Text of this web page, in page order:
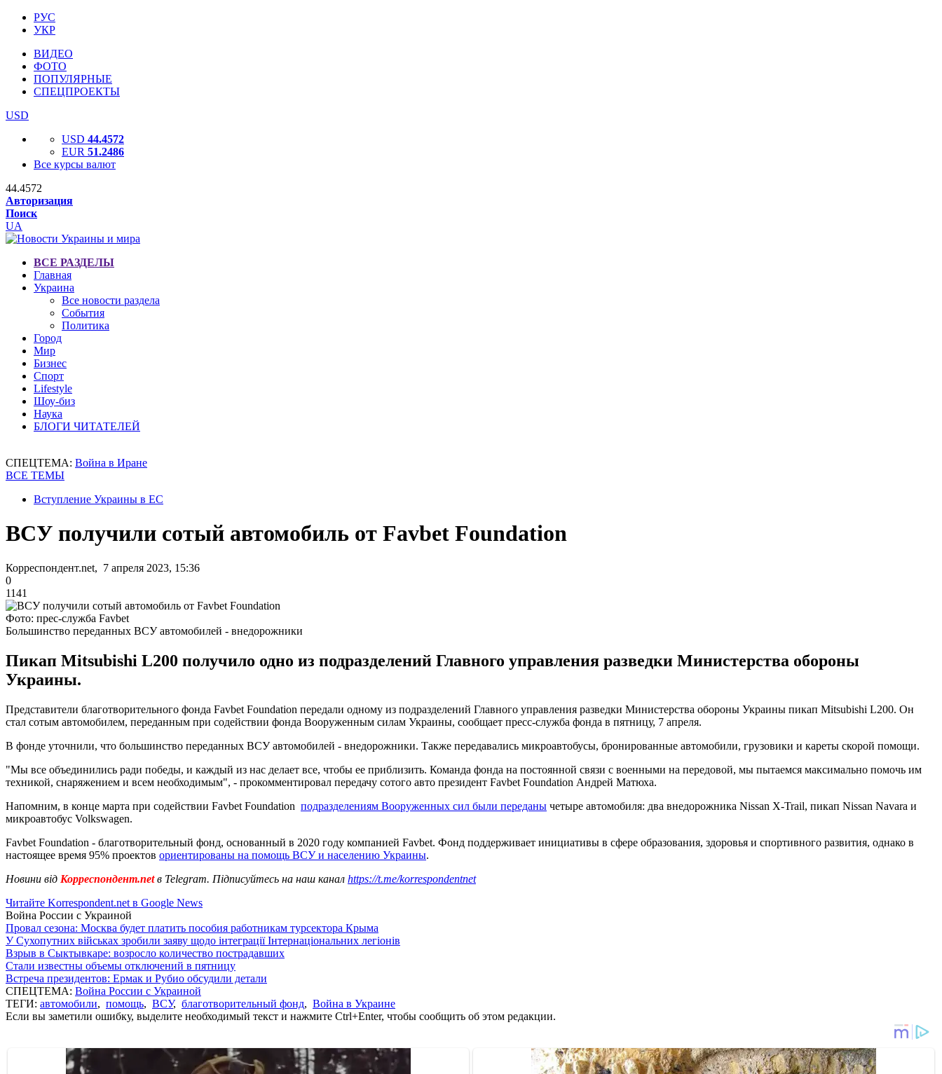
РУС
УКР
ВИДЕО
ФОТО
ПОПУЛЯРНЫЕ
СПЕЦПРОЕКТЫ
USD
USD 44.4572
EUR 51.2486
Все курсы валют
44.4572
Авторизация
Поиск
UA
ВСЕ РАЗДЕЛЫ
Главная
Украина
Все новости раздела
События
Политика
Город
Мир
Бизнес
Спорт
Lifestyle
Шоу-биз
Наука
БЛОГИ ЧИТАТЕЛЕЙ
СПЕЦТЕМА: Война в Иране
ВСЕ ТЕМЫ
Вступление Украины в ЕС
ВСУ получили сотый автомобиль от Favbet Foundation
Корреспондент.net, 7 апреля 2023, 15:36
0
1141
Фото: прес-служба Favbet
Большинство переданных ВСУ автомобилей - внедорожники
Пикап Mitsubishi L200 получило одно из подразделений Главного управления разведки Министерства обороны
Украины.
Представители благотворительного фонда Favbet Foundation передали одному из подразделений Главного управления разведки Министерства обороны Украины пикап Mitsubishi L200. Он
стал сотым автомобилем, переданным при содействии фонда Вооруженным силам Украины, сообщает пресс-служба фонда в пятницу, 7 апреля.
В фонде уточнили, что большинство переданных ВСУ автомобилей - внедорожники. Также передавались микроавтобусы, бронированные автомобили, грузовики и кареты скорой помощи.
"Мы все объединились ради победы, и каждый из нас делает все, чтобы ее приблизить. Команда фонда на постоянной связи с военными на передовой, мы пытаемся максимально помочь им
техникой, снаряжением и всем необходимым", - прокомментировал передачу сотого авто президент Favbet Foundation Андрей Матюха.
Напомним, в конце марта при содействии Favbet Foundation подразделениям Вооруженных сил были переданы четыре автомобиля: два внедорожника Nissan X-Trail, пикап Nissan Navara и
микроавтобус Volkswagen.
Favbet Foundation - благотворительный фонд, основанный в 2020 году компанией Favbet. Фонд поддерживает инициативы в сфере образования, здоровья и спортивного развития, однако в
настоящее время 95% проектов ориентированы на помощь ВСУ и населению Украины.
Новини від Корреспондент.netв Telegram. Підписуйтесь на наш канал https://t.me/korrespondentnet
Читайте Korrespondent.net в Google News
Война России с Украиной
Провал сезона: Москва будет платить пособия работникам турсектора Крыма
У Сухопутних військах зробили заяву щодо інтеграції Інтернаціональних легіонів
Взрыв в Сыктывкаре: возросло количество пострадавших
Стали известны объемы отключений в пятницу
Встреча президентов: Ермак и Рубио обсудили детали
СПЕЦТЕМА: Война России с Украиной
ТЕГИ: автомобили, помощь, ВСУ, благотворительный фонд, Война в Украине
Если вы заметили ошибку, выделите необходимый текст и нажмите Ctrl+Enter, чтобы сообщить об этом редакции.